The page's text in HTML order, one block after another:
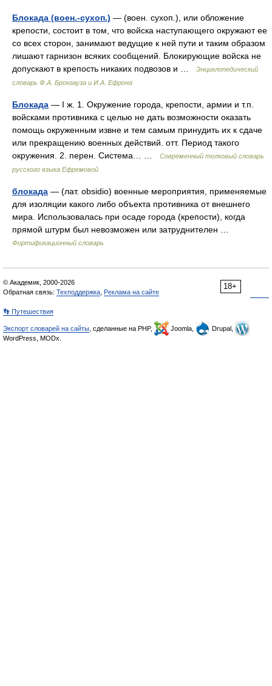
Блокада (воен.-сухоп.) — (воен. сухоп.), или обложение
крепости, состоит в том, что войска наступающего окружают ее
со всех сторон, занимают ведущие к ней пути и таким образом
лишают гарнизон всяких сообщений. Блокирующие войска не
допускают в крепость никаких подвозов и …
Энциклопедический
словарь Ф.А. Брокгауза и И.А. Ефрона
Блокада — I ж. 1. Окружение города, крепости, армии и т.п.
войсками противника с целью не дать возможности оказать
помощь окруженным извне и тем самым принудить их к сдаче
или прекращению военных действий. отт. Период такого
окружения. 2. перен. Система… …
Современный толковый словарь
русского языка Ефремовой
блокада — (лат. obsidio) военные мероприятия, применяемые
для изоляции какого либо объекта противника от внешнего
мира. Использовалась при осаде города (крепости), когда
прямой штурм был невозможен или затруднителен …
Фортификационный словарь
18+
© Академик, 2000-2026
Обратная связь: Техподдержка Реклама на сайте
👣 Путешествия
Экспорт словарей на сайты , сделанные на PHP, Joomla,
Drupal,
WordPress, MODx.